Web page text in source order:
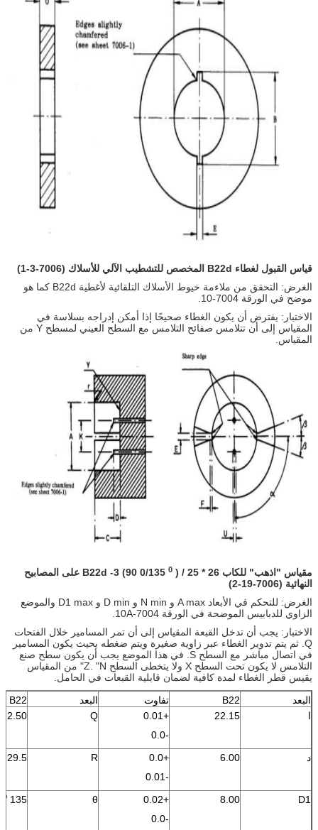
قياس القبول لغطاء B22d المخصص للتشطيب الآلي للأسلاك (7006-3-1)
الغرض: التحقق من ملاءمة خيوط الأسلاك التلقائية لأغطية B22d كما هو
موضح في الورقة 7004-10.
الاختبار: يفترض أن يكون الغطاء صحيحًا إذا أمكن إدراجه بسلاسة في
المقياس إلى أن تتلامس صفائح التلامس مع السطح العيني لمسطح Y من
المقياس.
مقياس "اذهب" للكاب B22d -3 (90 0/135 0
) / 25 * 26 على المصابيح
النهائية (7006-19-2)
الغرض: للتحكم في الأبعاد A max و N min و D min و D1 max والموضع
الزاوي للدبابيس الموضحة في الورقة 7004-10A.
الاختبار: يجب أن تدخل القبعة المقياس إلى أن تمر المسامير خلال الفتحات
Q. ثم يتم تدوير الغطاء عبر زاوية صغيرة ويتم ضغطه بحيث يكون المسامير
في اتصال مباشر مع السطح S. في هذا الموضع يجب أن يكون سطح صنع
التلامس لا يكون تحت السطح X ولا يتخطى السطح Z. "N" من المقياس
يقيس قطر الغطاء لمدة كافية لضمان قابلية القبعات في الحامل.
البعد
B22 تفاوت البعد
B22
ا
22.15
+0.01
-0.0
Q
2.50
د 6.00
+0.0
-0.01
R
29.5
D1
8.00
+0.02
-0.0
θ
135
0